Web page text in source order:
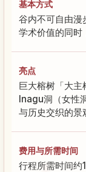
基本方式
谷内不可自由漫
学术价值的同时
亮点
巨大榕树「大主
Inagu洞（女性
与历史交织的景
费用与所需时间
行程所需时间约